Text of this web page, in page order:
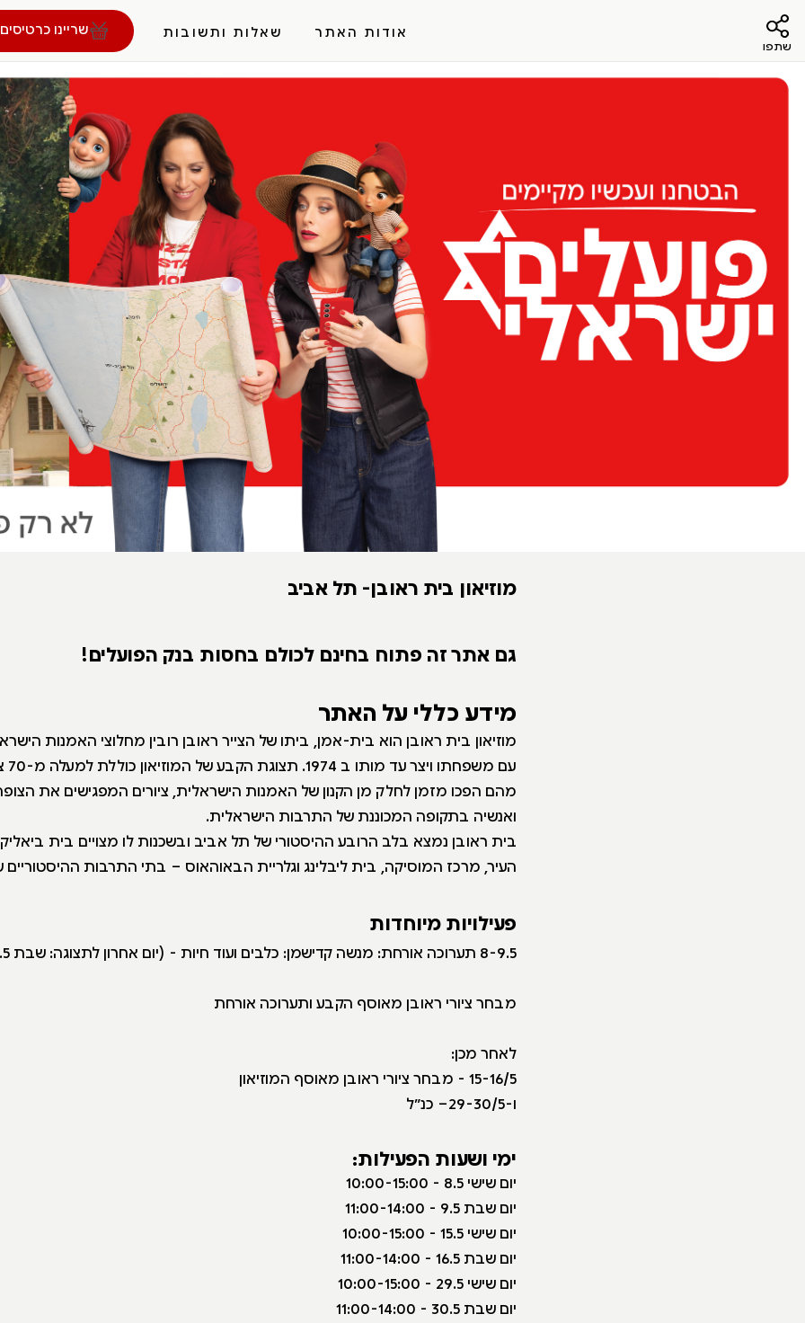
שתפו
אודות האתר שאלות ותשובות שריינו
מוזיאון בית ראובן- תל אביב
גם אתר זה פתוח בחינם לכולם בחסות בנק הפועלים!
מידע כללי על האתר
מוזיאון בית ראובן הוא בית-אמן, ביתו של הצייר ראובן רובין מחלוצי האמנות
מהם הפכו מזמן לחלק מן הקנון של האמנות הישראלית, ציורים המפגישים את
ואנשיה בתקופה המכוננת של התרבות הישראלית.
בית ראובן נמצא בלב הרובע ההיסטורי של תל אביב ובשכנות לו מצויים בית
העיר, מרכז המוסיקה, בית ליבלינג וגלריית הבאוהאוס – בתי התרבות ההיסטוריים
פעילויות מיוחדות
8-9.5 תערוכה אורחת: מנשה קדישמן: כלבים ועוד חיות - (יום אחרון לתצוגה: שבת 9.5)
מבחר ציורי ראובן מאוסף הקבע ותערוכה אורחת
לאחר מכן:
15-16/5 - מבחר ציורי ראובן מאוסף המוזיאון
ו-29-30/5– כנ״ל
ימי ושעות הפעילות:
יום שישי 8.5 - 10:00-15:00
יום שבת 9.5 - 11:00-14:00
יום שישי 15.5 - 10:00-15:00
יום שבת 16.5 - 11:00-14:00
יום שישי 29.5 - 10:00-15:00
יום שבת 30.5 - 11:00-14:00